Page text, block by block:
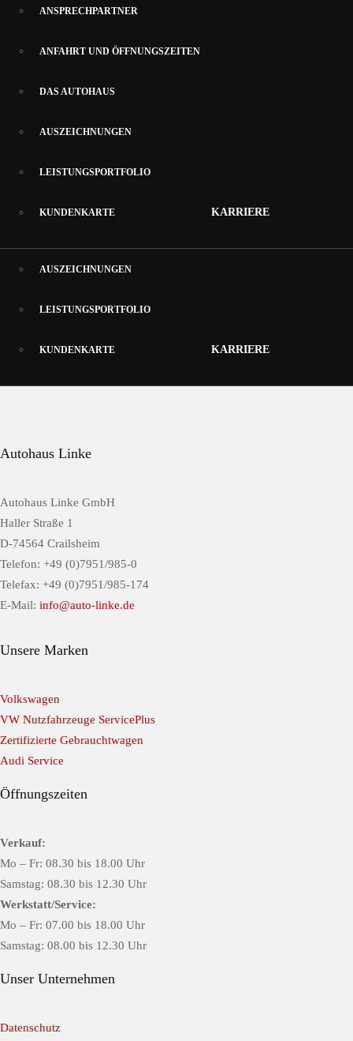
AUSZEICHNUNGEN
LEISTUNGSPORTFOLIO
KUNDENKARTE KARRIERE
ANSPRECHPARTNER
ANFAHRT UND ÖFFNUNGSZEITEN
DAS AUTOHAUS
AUSZEICHNUNGEN
LEISTUNGSPORTFOLIO
KUNDENKARTE KARRIERE
April 2025
Juli 2024
August 2023
März 2023
Januar 2022
Februar 2019
Autohaus Linke
Autohaus Linke GmbH
Haller Straße 1
D-74564 Crailsheim
Telefon: +49 (0)7951/985-0
Telefax: +49 (0)7951/985-174
E-Mail: info@auto-linke.de
Unsere Marken
Volkswagen
VW Nutzfahrzeuge ServicePlus
Zertifizierte Gebrauchtwagen
Audi Service
Öffnungszeiten
Verkauf:
Mo – Fr: 08.30 bis 18.00 Uhr
Samstag: 08.30 bis 12.30 Uhr
Werkstatt/Service:
Mo – Fr: 07.00 bis 18.00 Uhr
Samstag: 08.00 bis 12.30 Uhr
Unser Unternehmen
Datenschutz